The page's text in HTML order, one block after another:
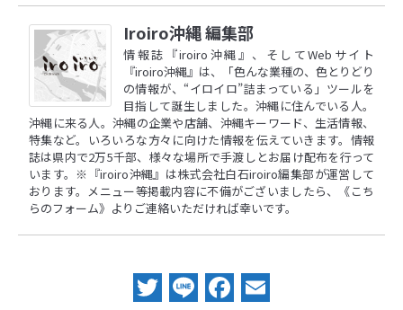
Iroiro沖縄 編集部
情報誌『iroiro沖縄』、そしてWebサイト
『iroiro沖縄』は、「色んな業種の、色とりどり
の情報が、“イロイロ”詰まっている」ツールを
目指して誕生しました。沖縄に住んでいる人。
沖縄に来る人。沖縄の企業や店舗、沖縄キーワード、生活情報、
特集など。いろいろな方々に向けた情報を伝えていきます。情報
誌は県内で2万5千部、様々な場所で手渡しとお届け配布を行って
います。※『iroiro沖縄』は株式会社白石iroiro編集部が運営して
おります。メニュー等掲載内容に不備がございましたら、
《こち
らのフォーム》 よりご連絡いただければ幸いです。
Twitter
LineFacebook